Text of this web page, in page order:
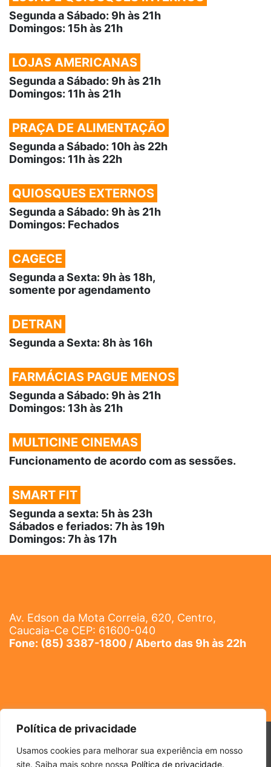
Política de privacidade
Usamos cookies para melhorar sua experiência em nosso
site. Saiba mais sobre nossa Política de privacidade.
Segunda a Sábado: 9h às 21h
Domingos: 15h às 21h
LOJAS AMERICANAS
Segunda a Sábado: 9h às 21h
Domingos: 11h às 21h
PRAÇA DE ALIMENTAÇÃO
Segunda a Sábado: 10h às 22h
Domingos: 11h às 22h
QUIOSQUES EXTERNOS
Segunda a Sábado: 9h às 21h
Domingos: Fechados
CAGECE
Segunda a Sexta: 9h às 18h,
somente por agendamento
DETRAN
Segunda a Sexta: 8h às 16h
FARMÁCIAS PAGUE MENOS
Segunda a Sábado: 9h às 21h
Domingos: 13h às 21h
MULTICINE CINEMAS
Funcionamento de acordo com as sessões.
SMART FIT
Segunda a sexta: 5h às 23h
Sábados e feriados: 7h às 19h
Domingos: 7h às 17h
Av. Edson da Mota Correia, 620, Centro,
Caucaia-Ce CEP: 61600-040
Fone: (85) 3387-1800 / Aberto das 9h às 22h
Todos os direitos reservados a Iandê Shopping Caucaia |
Política de Privacidade